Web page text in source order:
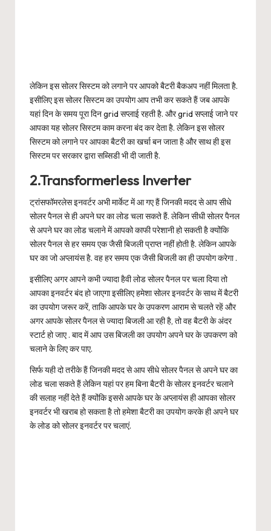
लेकिन इस सोलर सिस्टम को लगाने पर आपको बैटरी बैकअप नहीं मिलता है.
इसीलिए इस सोलर सिस्टम का उपयोग आप तभी कर सकते हैं जब आपके
यहां दिन के समय पूरा दिन grid सप्लाई रहती है. और grid सप्लाई जाने पर
आपका यह सोलर सिस्टम काम करना बंद कर देता है. लेकिन इस सोलर
सिस्टम को लगाने पर आपका बैटरी का खर्चा बन जाता है और साथ ही इस
सिस्टम पर सरकार द्वारा सब्सिडी भी दी जाती है.
2.Transformerless Inverter
ट्रांसफॉमरलेस इनवर्टर अभी मार्केट में आ गए हैं जिनकी मदद से आप सीधे
सोलर पैनल से ही अपने घर का लोड चला सकते हैं. लेकिन सीधी सोलर पैनल
से अपने घर का लोड चलाने में आपको काफी परेशानी हो सकती है क्योंकि
सोलर पैनल से हर समय एक जैसी बिजली प्राप्त नहीं होती है. लेकिन आपके
घर का जो अप्लायंस है. वह हर समय एक जैसी बिजली का ही उपयोग करेगा .
इसीलिए अगर आपने कभी ज्यादा हैवी लोड सोलर पैनल पर चला दिया तो
आपका इनवर्टर बंद हो जाएगा इसीलिए हमेशा सोलर इनवर्टर के साथ में बैटरी
का उपयोग जरूर करें, ताकि आपके घर के उपकरण आराम से चलते रहें और
अगर आपके सोलर पैनल से ज्यादा बिजली आ रही है, तो वह बैटरी के अंदर
स्टार्ट हो जाए . बाद में आप उस बिजली का उपयोग अपने घर के उपकरण को
चलाने के लिए कर पाए.
सिर्फ यही दो तरीके हैं जिनकी मदद से आप सीधे सोलर पैनल से अपने घर का
लोड चला सकते हैं लेकिन यहां पर हम बिना बैटरी के सोलर इनवर्टर चलाने
की सलाह नहीं देते हैं क्योंकि इससे आपके घर के अप्लायंस ही आपका सोलर
इनवर्टर भी खराब हो सकता है तो हमेशा बैटरी का उपयोग करके ही अपने घर
के लोड को सोलर इनवर्टर पर चलाएं.